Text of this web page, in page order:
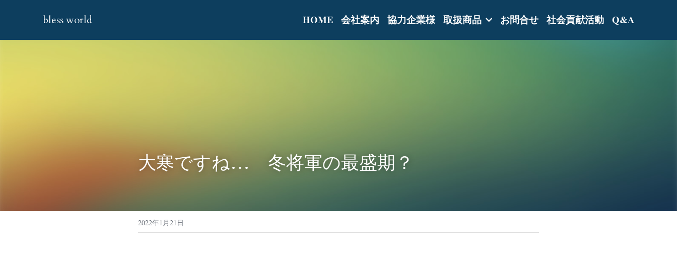
bless world HOME 会社案内 協力企業様 取扱商品 お問合せ 社会貢献活動 Q&A
大寒ですね…　冬将軍の最盛期？
2022年1月21日